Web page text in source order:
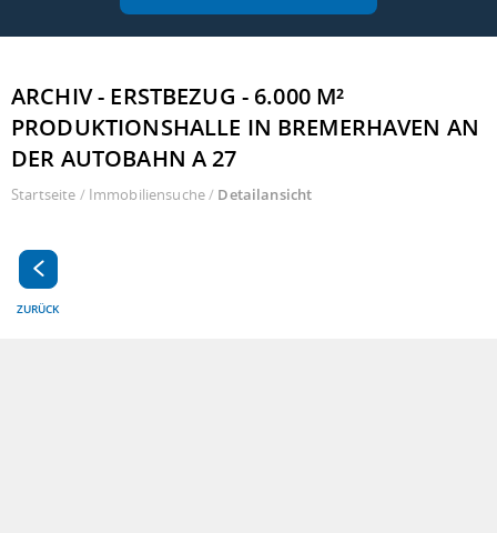
ARCHIV - ERSTBEZUG - 6.000 M²
PRODUKTIONSHALLE IN BREMERHAVEN AN
DER AUTOBAHN A 27
Startseite / Immobiliensuche/ Detailansicht
ZURÜCK